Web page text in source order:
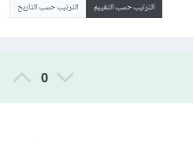
الترتيب حسب التقييم الترتيب حسب التاريخ
0